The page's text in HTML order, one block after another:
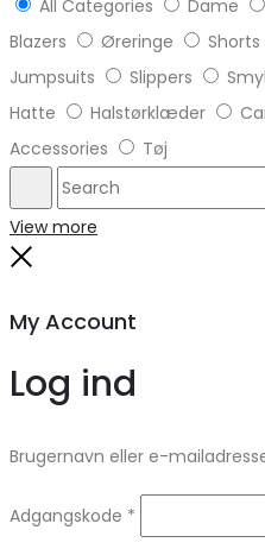
All Categories Dame
Blazers
Øreringe Shorts
Jumpsuits
Slippers
Hatte
Halstørklæder
Accessories
Tøj
Search
View more
My Account
Log ind
Brugernavn eller e-
Adgangskode *